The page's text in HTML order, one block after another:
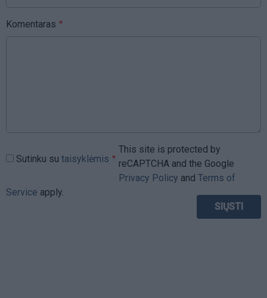
Komentaras
Sutinku su taisyklėmis
This site is protected by
reCAPTCHA and the Google
Privacy Policy and Terms of
Service apply.